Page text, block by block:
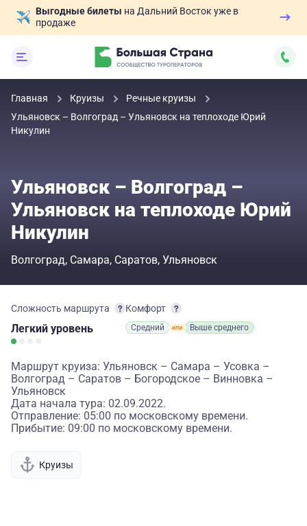
Выгодные билеты на Дальний Восток уже в
продаже
Главная Круизы
Речные круизы
Ульяновск – Волгоград – Ульяновск на теплоходе Юрий
Никулин
Ульяновск – Волгоград –
Ульяновск на теплоходе Юрий
Никулин
Волгоград Самара Саратов Ульяновск
Сложность маршрута
Легкий уровень
Комфорт
Средний Выше среднего
Маршрут круиза: Ульяновск – Самара – Усовка –
Волгоград – Саратов – Богородское – Винновка –
Ульяновск
Дата начала тура: 02.09.2022.
Отправление: 05:00 по московскому времени.
Прибытие: 09:00 по московскому времени.
Круизы